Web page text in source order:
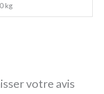
kg
votre avis